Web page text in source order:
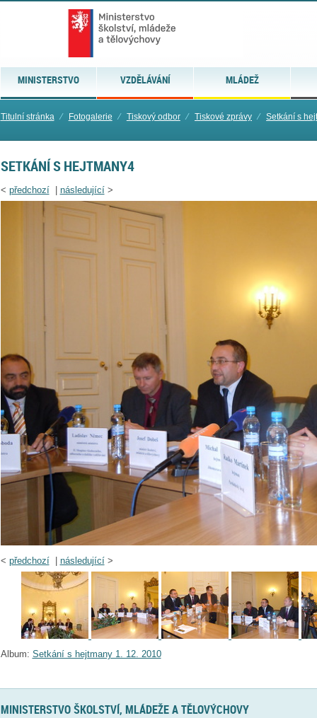
MINISTERSTVO VZDĚLÁVÁNÍ MLÁDEŽ
Titulní stránka ⁄ Fotogalerie ⁄ Tiskový odbor ⁄ Tiskové zprávy ⁄ Setkání s
SETKÁNÍ S HEJTMANY4
< předchozí| následující>
< předchozí| následující>
Album: Setkání s hejtmany 1. 12. 2010
MINISTERSTVO ŠKOLSTVÍ, MLÁDEŽE A TĚLOVÝCHOVY